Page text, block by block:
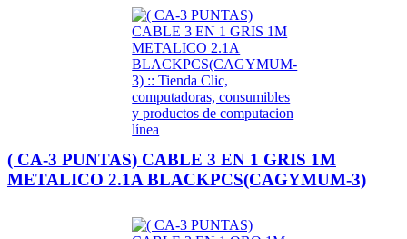
( CA-3 PUNTAS) CABLE 3 EN 1 GRIS 1M
METALICO 2.1A BLACKPCS(CAGYMUM-3)